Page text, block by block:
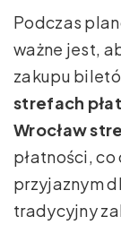
Podczas
ważne jest,
zakupu
strefach
Wrocław
płatności,
przyjaznym
tradycyjny